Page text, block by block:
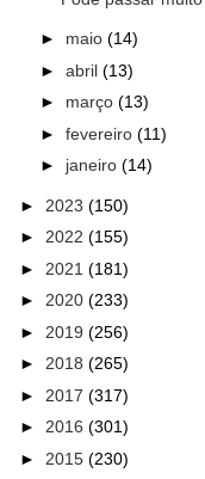
► maio (14)
► abril (13)
► março (13)
► fevereiro (11)
► janeiro (14)
► 2023 (150)
► 2022 (155)
► 2021 (181)
► 2020 (233)
► 2019 (256)
► 2018 (265)
► 2017 (317)
► 2016 (301)
► 2015 (230)